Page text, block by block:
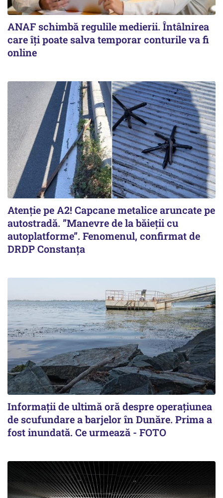
ANAF schimbă regulile medierii. Întâlnirea
care îți poate salva temporar conturile va fi
online
Atenție pe A2! Capcane metalice aruncate pe
autostradă. ”Manevre de la băieții cu
autoplatforme”. Fenomenul, confirmat de
DRDP Constanța
Informații de ultimă oră despre operațiunea
de scufundare a barjelor în Dunăre. Prima a
fost inundată. Ce urmează - FOTO